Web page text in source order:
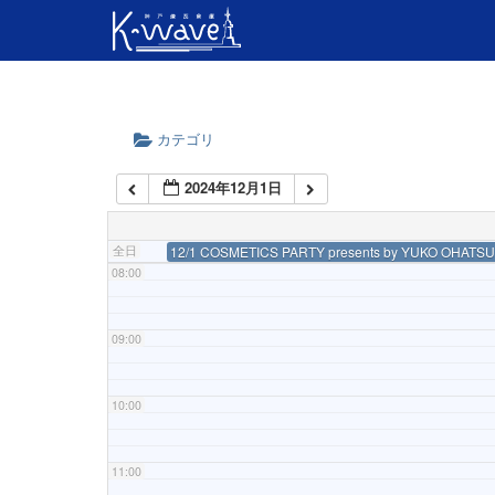
カテゴリ
2024年12月1日
全日 12/1 COSMETICS PARTY presents by YUKO OHATSU
04:00
06:00
07:00
08:00
09:00
10:00
11:00